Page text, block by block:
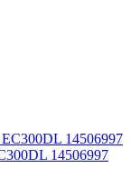
14506997